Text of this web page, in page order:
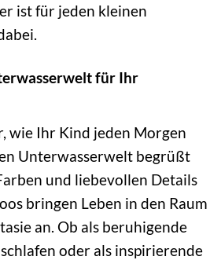
ist für jeden kleinen
für Ihr
wie Ihr Kind jeden Morgen
Unterwasserwelt begrüßt
und liebevollen Details
bringen Leben in den Raum
an. Ob als beruhigende
oder als inspirierende